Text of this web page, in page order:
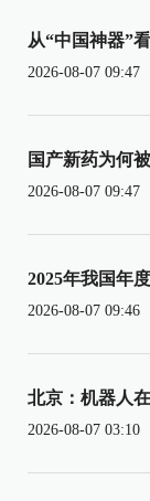
从“中国神器”
2026-08-07 09:47
国产新药为何
2026-08-07 09:47
2025年我国年
2026-08-07 09:46
北京：机器人
2026-08-07 03:10